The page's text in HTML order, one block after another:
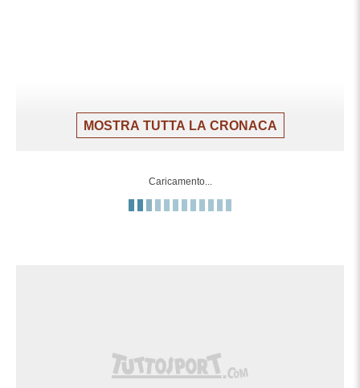
MOSTRA TUTTA LA CRONACA
Caricamento...